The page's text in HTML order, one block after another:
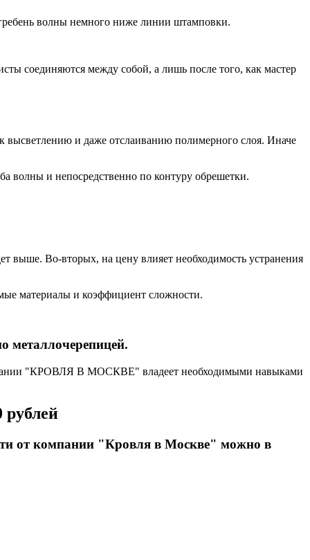
волны немного ниже линии штамповки.
соединяются между собой, а лишь после того, как мастер
высветлению и даже отслаиванию полимерного слоя. Иначе
волны и непосредственно по контуру обрешетки.
выше. Во-вторых, на цену влияет необходимость устранения
материалы и коэффициент сложности.
металлочерепицей.
"КРОВЛЯ В МОСКВЕ" владеет необходимыми навыками
рублей
от компании "Кровля в Москве" можно в